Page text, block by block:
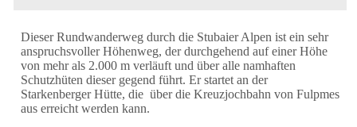
Dieser Rundwanderweg durch die Stubaier Alpen ist ein sehr
anspruchsvoller Höhenweg, der durchgehend auf einer Höhe
von mehr als 2.000 m verläuft und über alle namhaften
Schutzhüten dieser gegend führt. Er startet an der
Starkenberger Hütte, die über die Kreuzjochbahn von Fulpmes
aus erreicht werden kann.